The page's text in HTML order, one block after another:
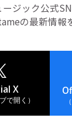
ージック公式
の最新情報
X
で開く）